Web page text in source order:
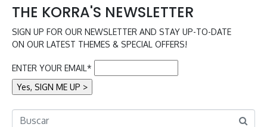
THE KORRA'S NEWSLETTER
SIGN UP FOR OUR NEWSLETTER AND STAY UP-TO-DATE
ON OUR LATEST THEMES & SPECIAL OFFERS!
ENTER YOUR EMAIL*